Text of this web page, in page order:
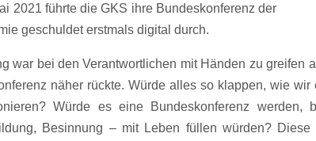
2021 führte die GKS ihre Bundeskonferenz der
geschuldet erstmals digital durch.
war bei den Verantwortlichen mit Händen zu greifen
näher rückte. Würde alles so klappen, wie
Würde es eine Bundeskonferenz
Besinnung – mit Leben füllen würden?